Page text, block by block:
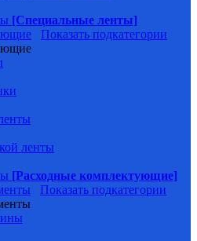
[Специальные ленты]
Показать подкатегории
ленты
[Расходные комплектующие]
Показать подкатегории